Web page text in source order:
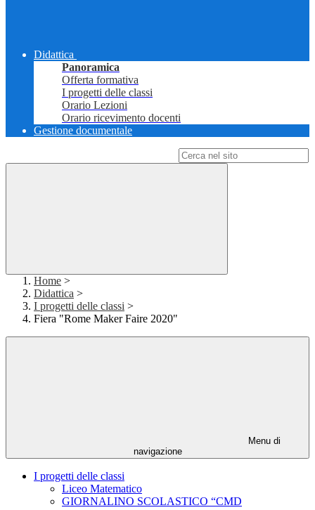
Didattica
Panoramica
Offerta formativa
I progetti delle classi
Orario Lezioni
Orario ricevimento docenti
Gestione documentale
Home >
Didattica >
I progetti delle classi >
Fiera "Rome Maker Faire 2020"
Menu di
navigazione
I progetti delle classi
Liceo Matematico
GIORNALINO SCOLASTICO “CMD